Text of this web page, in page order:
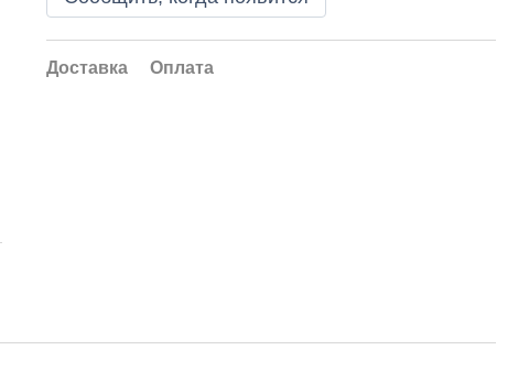
Доставка Оплата